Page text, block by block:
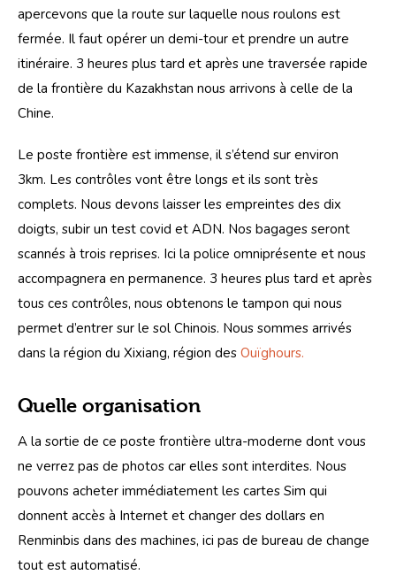
apercevons que la route sur laquelle nous roulons est
fermée. Il faut opérer un demi-tour et prendre un autre
itinéraire. 3 heures plus tard et après une traversée rapide
de la frontière du Kazakhstan nous arrivons à celle de la
Chine.
Le poste frontière est immense, il s’étend sur environ
3km. Les contrôles vont être longs et ils sont très
complets. Nous devons laisser les empreintes des dix
doigts, subir un test covid et ADN. Nos bagages seront
scannés à trois reprises. Ici la police omniprésente et nous
accompagnera en permanence. 3 heures plus tard et après
tous ces contrôles, nous obtenons le tampon qui nous
permet d’entrer sur le sol Chinois. Nous sommes arrivés
dans la région du Xixiang, région des Ouïghours.
Quelle organisation
A la sortie de ce poste frontière ultra-moderne dont vous
ne verrez pas de photos car elles sont interdites. Nous
pouvons acheter immédiatement les cartes Sim qui
donnent accès à Internet et changer des dollars en
Renminbis dans des machines, ici pas de bureau de change
tout est automatisé.